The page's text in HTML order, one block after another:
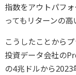
指数をアウトパフ
ってもリターンの高
こうしたことから
投資データ会社の
の4兆ドルから